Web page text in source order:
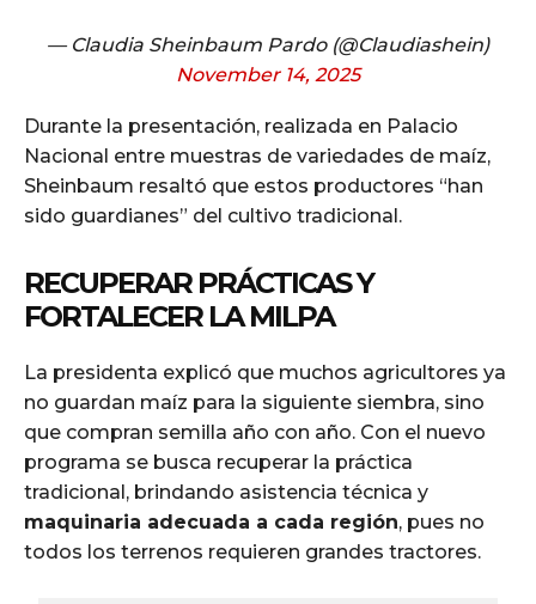
— Claudia Sheinbaum Pardo (@Claudiashein)
November 14, 2025
Durante la presentación, realizada en Palacio
Nacional entre muestras de variedades de maíz,
Sheinbaum resaltó que estos productores “han
sido guardianes” del cultivo tradicional.
RECUPERAR PRÁCTICAS Y
FORTALECER LA MILPA
La presidenta explicó que muchos agricultores ya
no guardan maíz para la siguiente siembra, sino
que compran semilla año con año. Con el nuevo
programa se busca recuperar la práctica
tradicional, brindando asistencia técnica y
maquinaria adecuada a cada región, pues no
todos los terrenos requieren grandes tractores.